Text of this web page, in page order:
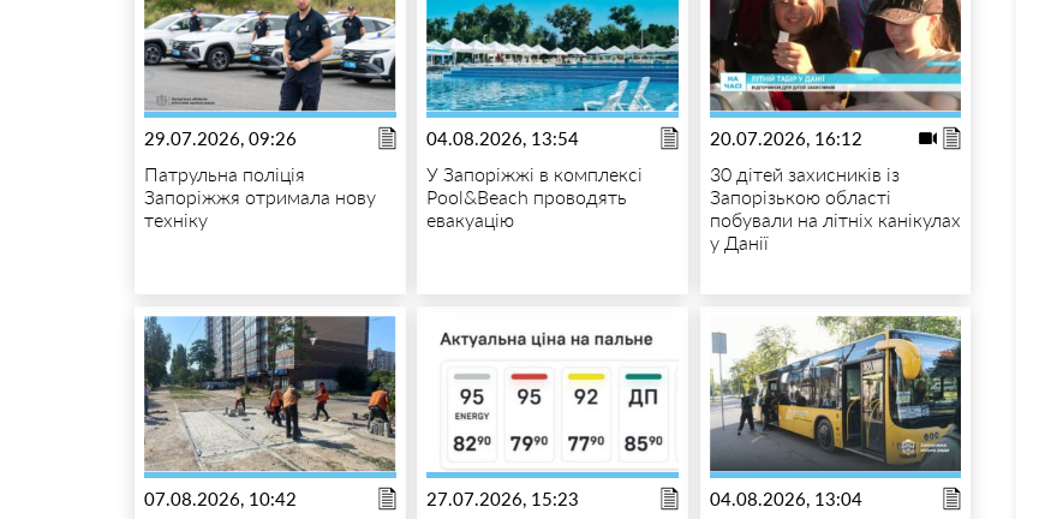
29.07.2026, 09:26
Патрульна поліція
Запоріжжя отримала нову
техніку
04.08.2026, 13:54
У Запоріжжі в комплексі
Pool&Beach проводять
евакуацію
20.07.2026, 16:12
30 дітей захисників із
Запорізькою області
побували на літніх канікулах
у Данії
07.08.2026, 10:42 27.07.2026, 15:23 04.08.2026, 13:04